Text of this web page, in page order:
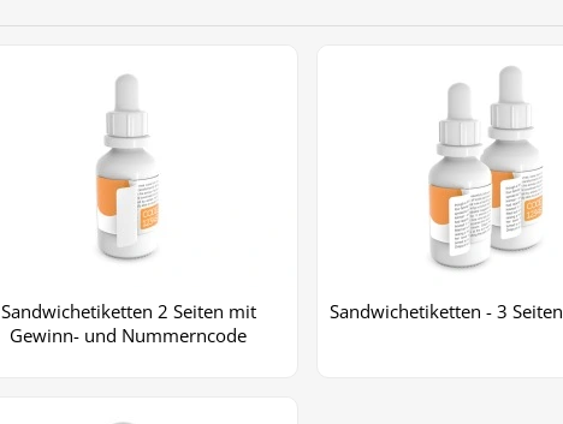
Sandwichetiketten 2 Seiten mit
Gewinn- und Nummerncode
Sandwichetiketten - 3